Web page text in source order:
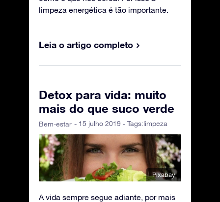
limpeza energética é tão importante.
Leia o artigo completo
Detox para vida: muito
mais do que suco verde
Bem-estar - 15 julho 2019 - Tags:limpeza
Pixabay
A vida sempre segue adiante, por mais